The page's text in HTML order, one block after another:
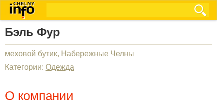
Бэль Фур
меховой бутик, Набережные Челны
Категории: Одежда
О компании